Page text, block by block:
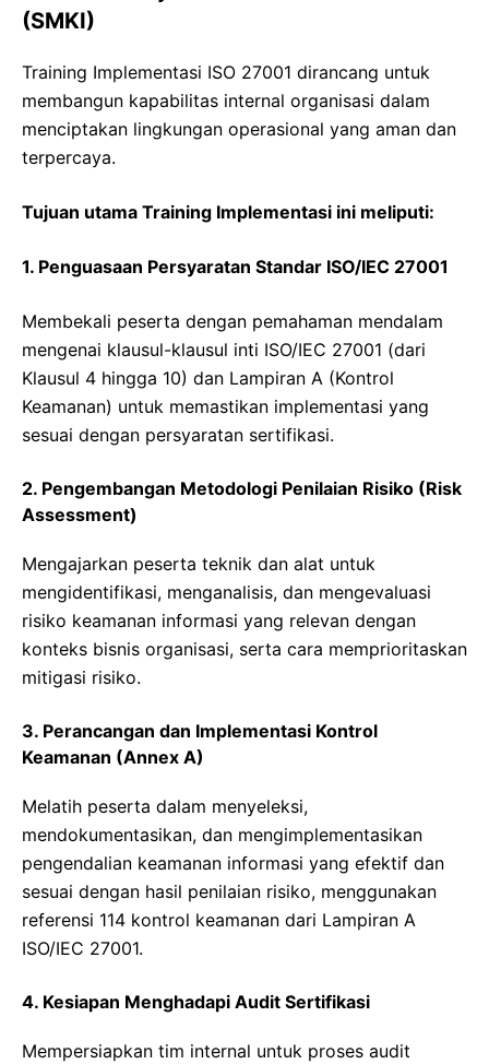
(SMKI)
Training Implementasi ISO 27001 dirancang untuk
membangun kapabilitas internal organisasi dalam
menciptakan lingkungan operasional yang aman dan
terpercaya.
Tujuan utama Training Implementasi ini meliputi:
1. Penguasaan Persyaratan Standar ISO/IEC 27001
Membekali peserta dengan pemahaman mendalam
mengenai klausul-klausul inti ISO/IEC 27001 (dari
Klausul 4 hingga 10) dan Lampiran A (Kontrol
Keamanan) untuk memastikan implementasi yang
sesuai dengan persyaratan sertifikasi.
2. Pengembangan Metodologi Penilaian Risiko (Risk
Assessment)
Mengajarkan peserta teknik dan alat untuk
mengidentifikasi, menganalisis, dan mengevaluasi
risiko keamanan informasi yang relevan dengan
konteks bisnis organisasi, serta cara memprioritaskan
mitigasi risiko.
3. Perancangan dan Implementasi Kontrol
Keamanan (Annex A)
Melatih peserta dalam menyeleksi,
mendokumentasikan, dan mengimplementasikan
pengendalian keamanan informasi yang efektif dan
sesuai dengan hasil penilaian risiko, menggunakan
referensi 114 kontrol keamanan dari Lampiran A
ISO/IEC 27001.
4. Kesiapan Menghadapi Audit Sertifikasi
Mempersiapkan tim internal untuk proses audit